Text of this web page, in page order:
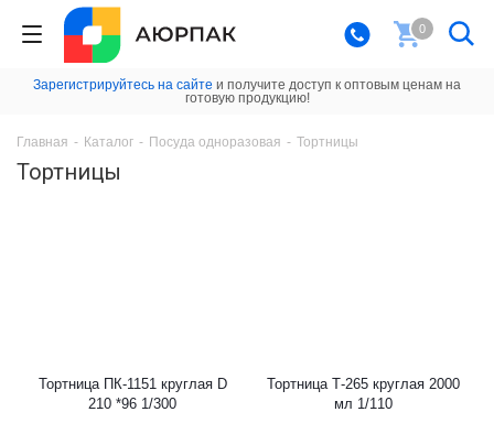
0
Зарегистрируйтесь на сайте и получите доступ к оптовым ценам на
готовую продукцию!
Главная - Каталог - Посуда одноразовая - Тортницы
Тортницы
Тортница ПК-1151 круглая D
210 *96 1/300
Тортница Т-265 круглая 2000
мл 1/110